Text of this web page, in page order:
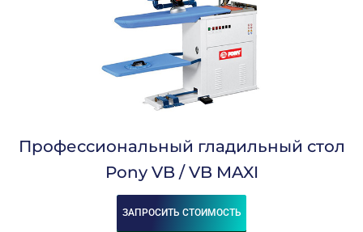
Профессиональный гладильный стол
Pony VB / VB MAXI
ЗАПРОСИТЬ СТОИМОСТЬ